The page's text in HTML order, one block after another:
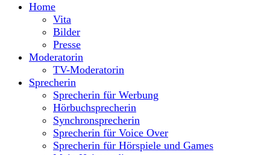
Home
Vita
Bilder
Presse
Moderatorin
TV-Moderatorin
Sprecherin
Sprecherin für Werbung
Hörbuchsprecherin
Synchronsprecherin
Sprecherin für Voice Over
Sprecherin für Hörspiele und Games